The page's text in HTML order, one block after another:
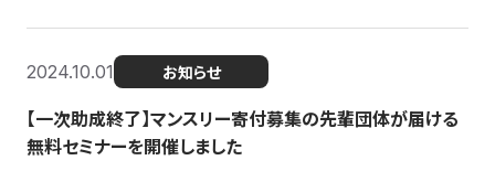
2024.10.01 お知らせ
【一次助成終了】マンスリー寄付募集の先輩団体が届ける
無料セミナーを開催しました